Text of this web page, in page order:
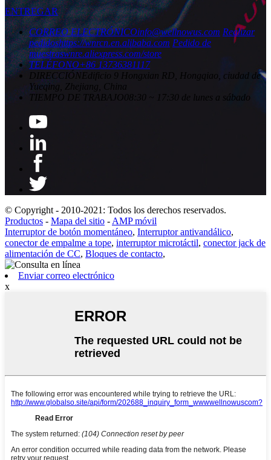
ENTREGAR
CORREO ELECTRÓNICOinfo@wellnowus.com Realizar
pedidoshttps://wnrcn.en.alibaba.com Pedido de
muestraswnre.aliexpress.com/store
TELÉFONO+86 13736381117
DIRECCIÓNEdificio 9 Hongxian RD, Hongqiao, ciudad de
Yueqing, Zhejiang, China
TIEMPO DE TRABAJO08:30 ~ 17:30 de lunes a sábado
© Copyright - 2010-2021: Todos los derechos reservados.
Productos - Mapa del sitio - AMP móvil
Interruptor de botón momentáneo, Interruptor antivandálico,
conector de empalme a tope, interruptor microtáctil, conector jack de
alimentación de CC, Bloques de contacto,
Enviar correo electrónico
x